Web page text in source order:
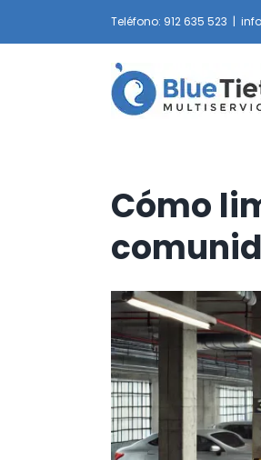
contenido
Teléfono: 912 635 523 |
Cómo